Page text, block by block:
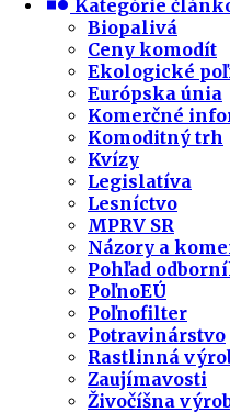
Kategórie
Biopalivá
Ceny komodít
Ekologické
Európska únia
Komerčné
Komoditný trh
Kvízy
Legislatíva
Lesníctvo
MPRV SR
Názory a
Pohľad
PoľnoEÚ
Poľnofilter
Potravinárstvo
Rastlinná
Zaujímavosti
Živočíšna